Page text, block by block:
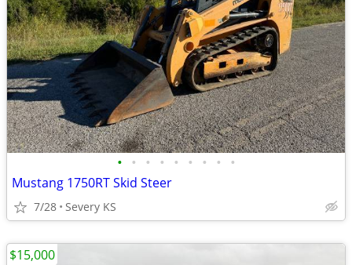
• • • • • • • • •
Mustang 1750RT Skid Steer
7/28 Severy KS
$15,000